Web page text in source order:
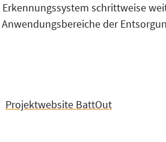
schrittweise
der
Projektwebsite BattOut